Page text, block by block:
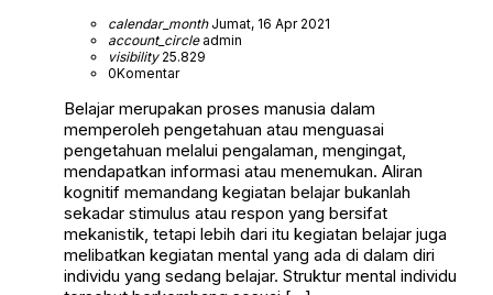
calendar_monthJumat, 16 Apr 2021
account_circleadmin
visibility25.829
0Komentar
Belajar merupakan proses manusia dalam
memperoleh pengetahuan atau menguasai
pengetahuan melalui pengalaman, mengingat,
mendapatkan informasi atau menemukan. Aliran
kognitif memandang kegiatan belajar bukanlah
sekadar stimulus atau respon yang bersifat
mekanistik, tetapi lebih dari itu kegiatan belajar juga
melibatkan kegiatan mental yang ada di dalam diri
individu yang sedang belajar. Struktur mental individu